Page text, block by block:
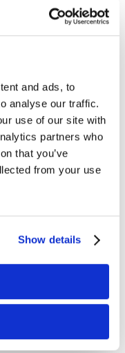
and ads, to
analyse our traffic.
use of our site with
partners who
that you’ve
from your use
Show details
od ponad 20
i strategiem
i firm,
koncepcji
UX